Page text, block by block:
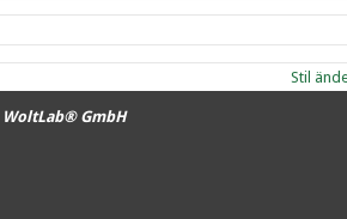
Stil
WoltLab® GmbH